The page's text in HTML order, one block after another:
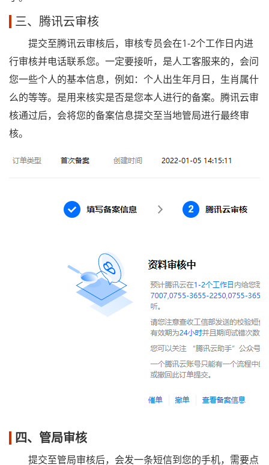
三、腾讯云审核
提交至腾讯云审核后，审核专员会在1-2个工作日内进
行审核并电话联系您。一定要接听，是人工客服来的，会问
您一些个人的基本信息，例如：个人出生年月日，生肖属什
么的等等。是用来核实是否是您本人进行的备案。腾讯云审
核通过后，会将您的备案信息提交至当地管局进行最终审
核。
四、管局审核
提交至管局审核后，会发一条短信到您的手机，需要点